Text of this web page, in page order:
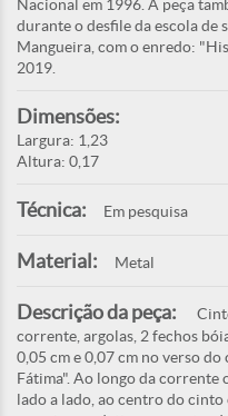
Nacional em 1996. A peça
durante o desfile da escola de
Mangueira, com o enredo:
2019.
Dimensões:
Largura: 1,23
Altura: 0,17
Técnica: Em pesquisa
Material: Metal
Descrição da peça:
corrente, argolas, 2 fechos
0,05 cm e 0,07 cm no verso
Fátima". Ao longo da corrente
lado a lado, ao centro do